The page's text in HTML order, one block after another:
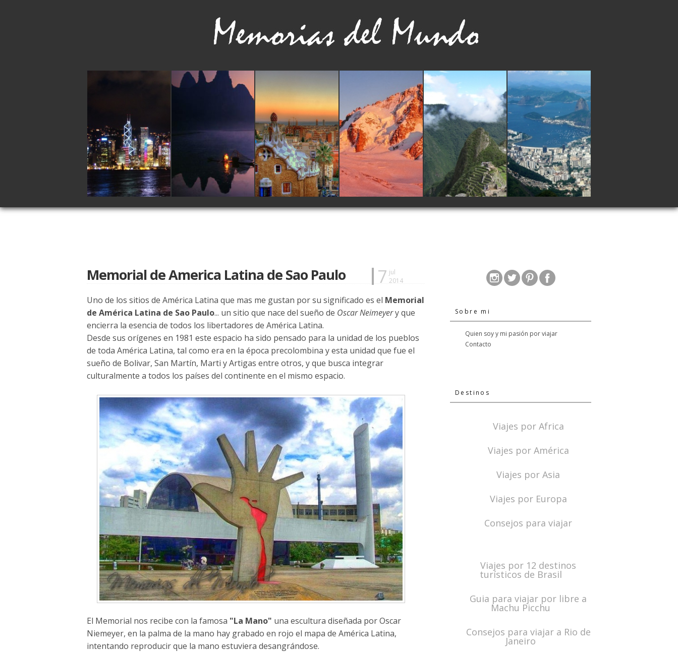
7 jul
2014
Memorial de America Latina de Sao Paulo
Uno de los sitios de América Latina que mas me gustan por su significado es el Memorial
de América Latina de Sao Paulo... un sitio que nace del sueño de Oscar Neimeyery que
encierra la esencia de todos los libertadores de América Latina.
Desde sus orígenes en 1981 este espacio ha sido pensado para la unidad de los pueblos
de toda América Latina, tal como era en la época precolombina y esta unidad que fue el
sueño de Bolivar, San Martín, Marti y Artigas entre otros, y que busca integrar
culturalmente a todos los países del continente en el mismo espacio.
El Memorial nos recibe con la famosa "La Mano" una escultura diseñada por Oscar
Niemeyer, en la palma de la mano hay grabado en rojo el mapa de América Latina,
intentando reproducir que la mano estuviera desangrándose.
Sobre mi
Quien soy y mi pasión por viajar
Contacto
Destinos
Viajes por Africa
Viajes por América
Viajes por Asia
Viajes por Europa
Consejos para viajar
Viajes por 12 destinos
turísticos de Brasil
Guia para viajar por libre a
Machu Picchu
Consejos para viajar a Rio de
Janeiro